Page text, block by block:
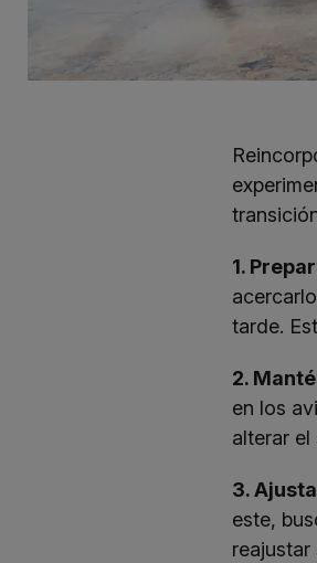
1.
tarde.
2.
en los
alterar
3.
este,
reajustar